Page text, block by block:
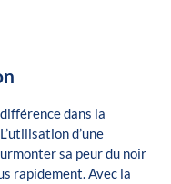
dans la
L’utilisation d’une
sa peur du noir
rapidement.Avec la